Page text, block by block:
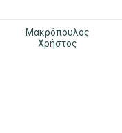
Μακρόπουλος
Χρήστος